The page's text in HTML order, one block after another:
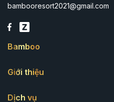
bambooresort2021@gmail.com
Bamboo
Giới thiệu
Dịch vụ